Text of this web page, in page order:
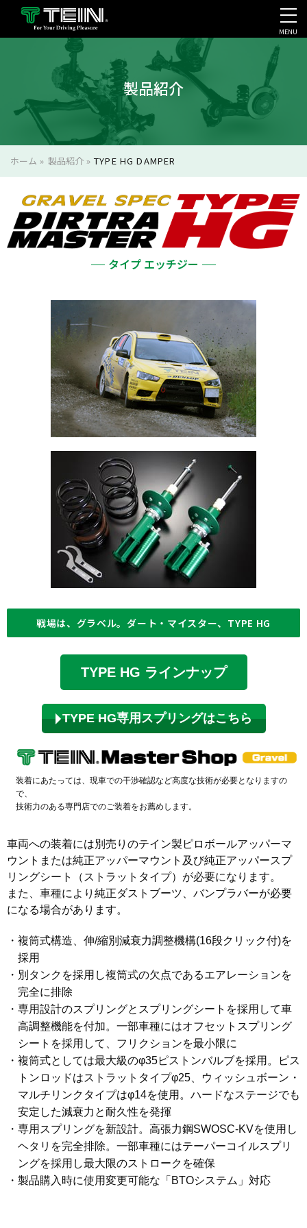
会社案内・採用・IR
MENU
製品紹介
ホーム » 製品紹介»TYPE HG DAMPER
タイプ エッチジー
戦場は、グラベル。ダート・マイスター、TYPE HG
TYPE HG ラインナップ
TYPE HG専用スプリングはこちら
装着にあたっては、現車での干渉確認など高度な技術が必要となりますの
で、
技術力のある専門店でのご装着をお薦めします。
車両への装着には別売りのテイン製ピロボールアッパーマ
ウントまたは純正アッパーマウント及び純正アッパースプ
リングシート（ストラットタイプ）が必要になります。
また、車種により純正ダストブーツ、バンプラバーが必要
になる場合があります。
複筒式構造、伸/縮別減衰力調整機構(16段クリック付)を
採用
別タンクを採用し複筒式の欠点であるエアレーションを
完全に排除
専用設計のスプリングとスプリングシートを採用して車
高調整機能を付加。一部車種にはオフセットスプリング
シートを採用して、フリクションを最小限に
複筒式としては最大級のφ35ピストンバルブを採用。ピス
トンロッドはストラットタイプφ25、ウィッシュボーン・
マルチリンクタイプはφ14を使用。ハードなステージでも
安定した減衰力と耐久性を発揮
専用スプリングを新設計。高張力鋼SWOSC-KVを使用し
ヘタリを完全排除。一部車種にはテーパーコイルスプリ
ングを採用し最大限のストロークを確保
製品購入時に使用変更可能な「BTOシステム」対応